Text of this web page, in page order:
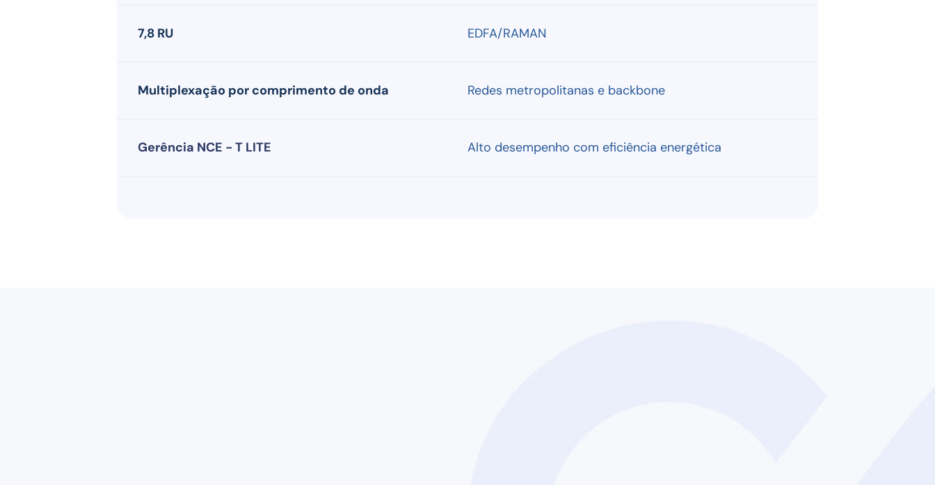
7,8 RU EDFA/RAMAN
Multiplexação por comprimento de onda Redes metropolitanas e backbone
Gerência NCE - T LITE Alto desempenho com eficiência energética